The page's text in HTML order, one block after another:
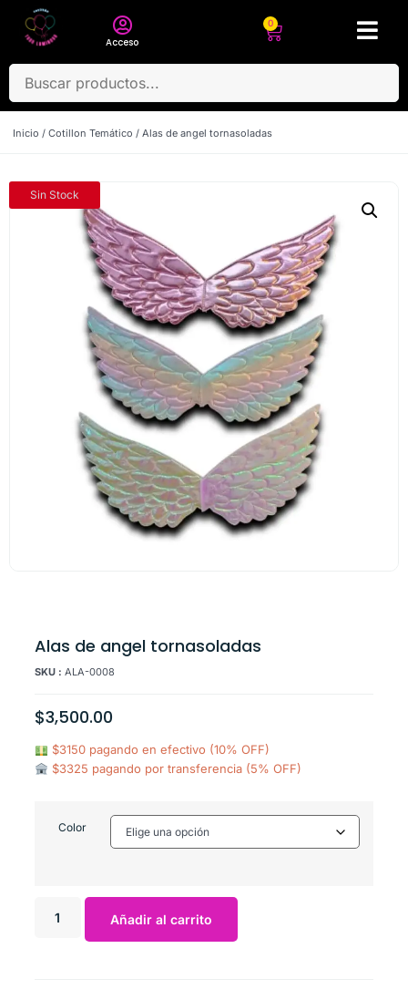
Acceso
0
Inicio / Cotillon Temático / Alas de angel tornasoladas
Sin Stock
Alas de angel tornasoladas
SKU : ALA-0008
$3,500.00
$3150 pagando en efectivo (10% OFF)
$3325 pagando por transferencia (5% OFF)
Color
Añadir al carrito